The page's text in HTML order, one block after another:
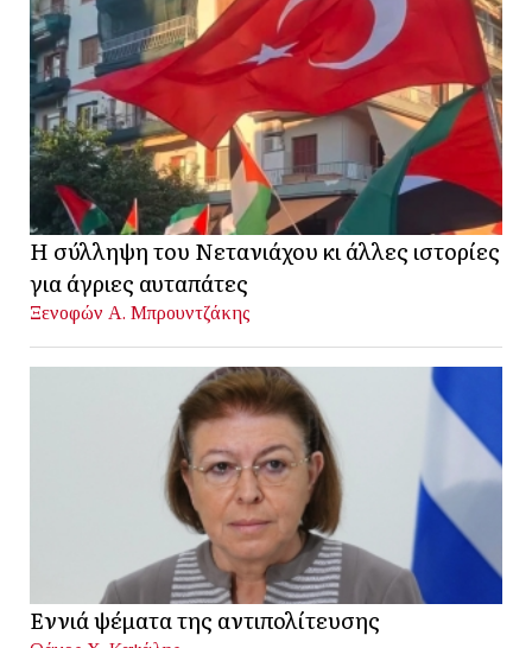
Η σύλληψη του Νετανιάχου κι άλλες ιστορίες
για άγριες αυταπάτες
Ξενοφών Α. Μπρουντζάκης
Εννιά ψέματα της αντιπολίτευσης